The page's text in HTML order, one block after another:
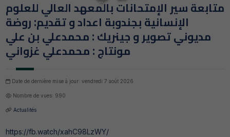
متابعة سير الإمتحانات بالمعهد العالي للعلوم
الإنسانية بجندوبة اعداد و تقديم: روضة
مديوني تصوير و جينريك : محمدعلي بن علي
مونتاج : محمدعلي غزواني
Date de dernière mise à jour: vendredi 7 août 2026
Nombre de vues: 990
Actualités
https://fb.watch/xahC98LzWY/